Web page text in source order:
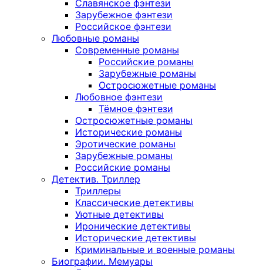
Славянское фэнтези
Зарубежное фэнтези
Российское фэнтези
Любовные романы
Современные романы
Российские романы
Зарубежные романы
Остросюжетные романы
Любовное фэнтези
Тёмное фэнтези
Остросюжетные романы
Исторические романы
Эротические романы
Зарубежные романы
Российские романы
Детектив. Триллер
Триллеры
Классические детективы
Уютные детективы
Иронические детективы
Исторические детективы
Криминальные и военные романы
Биографии. Мемуары